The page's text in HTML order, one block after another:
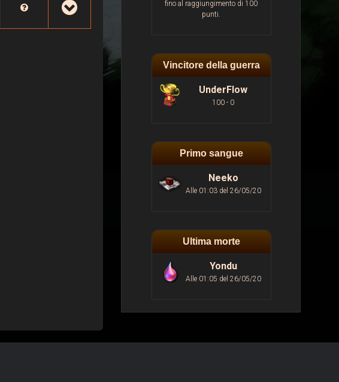
fino al raggiungimento di 100
punti.
Vincitore della guerra
UnderFlow
100 - 0
Primo sangue
Neeko
Alle 01:03 del 26/05/20
Ultima morte
Yondu
Alle 01:05 del 26/05/20